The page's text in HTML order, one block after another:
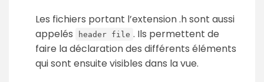
Les fichiers portant l’extension .h sont aussi
appelés
header file . Ils permettent de
faire la déclaration des différents éléments
qui sont ensuite visibles dans la vue.